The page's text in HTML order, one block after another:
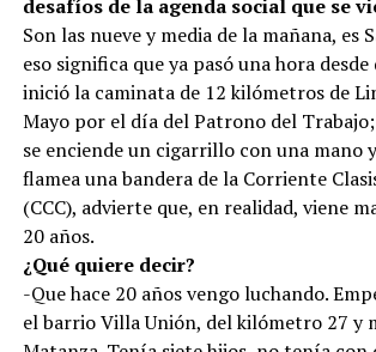
desafíos de la agenda social que se
Son las nueve y media de la mañana, es
eso significa que ya pasó una hora desde
inició la caminata de 12 kilómetros de
Mayo por el día del Patrono del
se enciende un cigarrillo con una mano
flamea una bandera de la Corriente
(CCC), advierte que, en realidad, viene
20 años.
¿Qué quiere decir?
-Que hace 20 años vengo luchando.
el barrio Villa Unión, del kilómetro 27 y